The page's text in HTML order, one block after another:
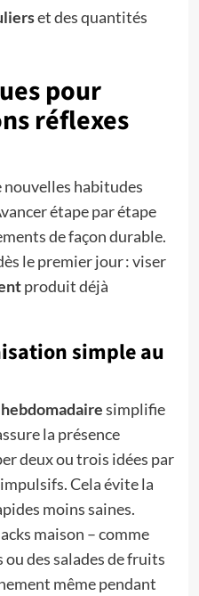
et des quantités
pour
réflexes
habitudes
étape par étape
de façon durable.
le premier jour : viser
produit déjà
simple au
simplifie
la présence
deux ou trois idées par
Cela évite la
moins saines.
maison – comme
des salades de fruits
même pendant